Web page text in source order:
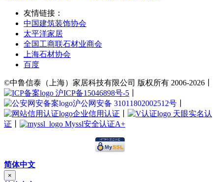
友情链接：
中国建筑装饰协会
太平洋家居
全国工商联石材业商会
上海石材协会
百度
©中鲁信泰（上海）家居科技有限公司 版权所有 2006-2026丨
沪ICP备15046898号-5
沪公网安备 31011802002512号
企业信用认证
天眼实名认
证
Myssl安全认证A+
简体中文
×